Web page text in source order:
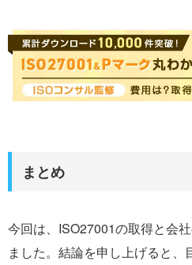
まとめ
今回は、ISO27001の取得と会
ました。結論を申し上げると、